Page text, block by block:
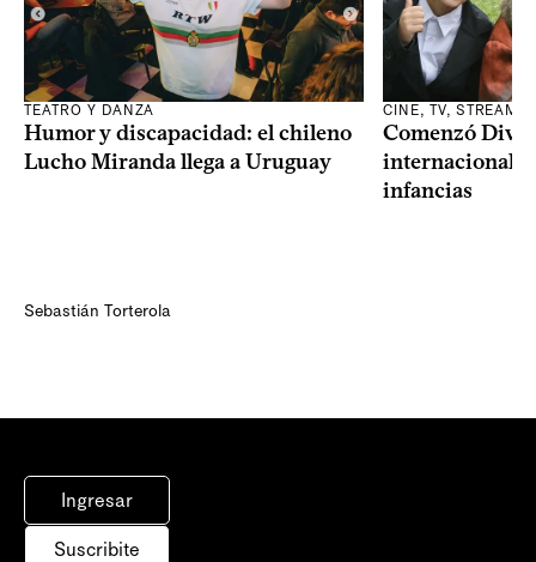
TEATRO Y DANZA
Humor y discapacidad: el chileno
Lucho Miranda llega a Uruguay
Sebastián Torterola
CINE, TV,
Comenzó
internacional
infancias
Ingresar
Suscribite